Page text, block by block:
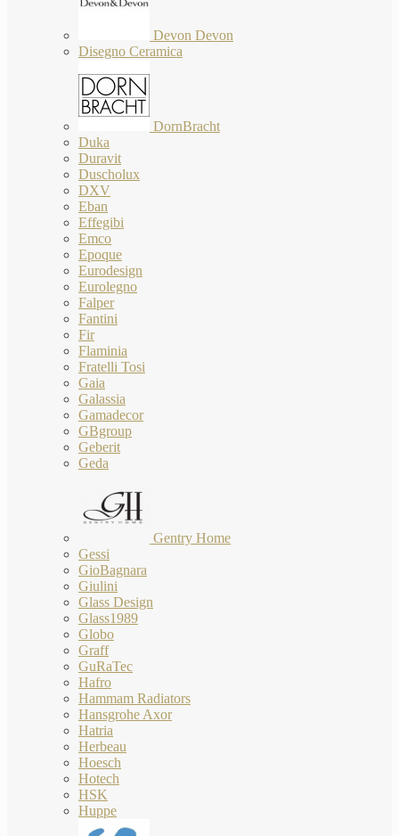
Devon Devon
Disegno Ceramica
DornBracht
Duka
Duravit
Duscholux
DXV
Eban
Effegibi
Emco
Epoque
Eurodesign
Eurolegno
Falper
Fantini
Fir
Flaminia
Fratelli Tosi
Gaia
Galassia
Gamadecor
GBgroup
Geberit
Geda
Gentry Home
Gessi
GioBagnara
Giulini
Glass Design
Glass1989
Globo
Graff
GuRaTec
Hafro
Hammam Radiators
Hansgrohe Axor
Hatria
Herbeau
Hoesch
Hotech
HSK
Huppe